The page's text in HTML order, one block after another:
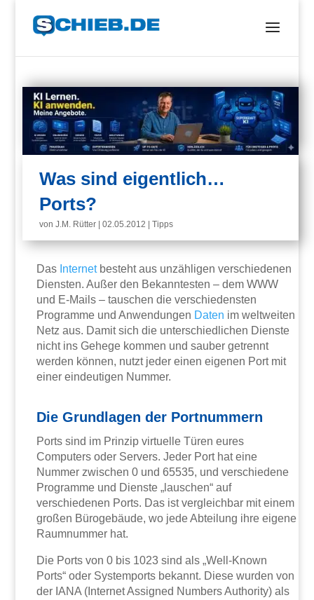
Was sind eigentlich…
Ports?
vonJ.M. Rütter |02.05.2012 |Tipps
Das Internetbesteht aus unzähligen verschiedenen
Diensten. Außer den Bekanntesten – dem WWW
und E-Mails – tauschen die verschiedensten
Programme und Anwendungen Daten im weltweiten
Netz aus. Damit sich die unterschiedlichen Dienste
nicht ins Gehege kommen und sauber getrennt
werden können, nutzt jeder einen eigenen Port mit
einer eindeutigen Nummer.
Die Grundlagen der Portnummern
Ports sind im Prinzip virtuelle Türen eures
Computers oder Servers. Jeder Port hat eine
Nummer zwischen 0 und 65535, und verschiedene
Programme und Dienste „lauschen“ auf
verschiedenen Ports. Das ist vergleichbar mit einem
großen Bürogebäude, wo jede Abteilung ihre eigene
Raumnummer hat.
Die Ports von 0 bis 1023 sind als „Well-Known
Ports“ oder Systemports bekannt. Diese wurden von
der IANA (Internet Assigned Numbers Authority) als